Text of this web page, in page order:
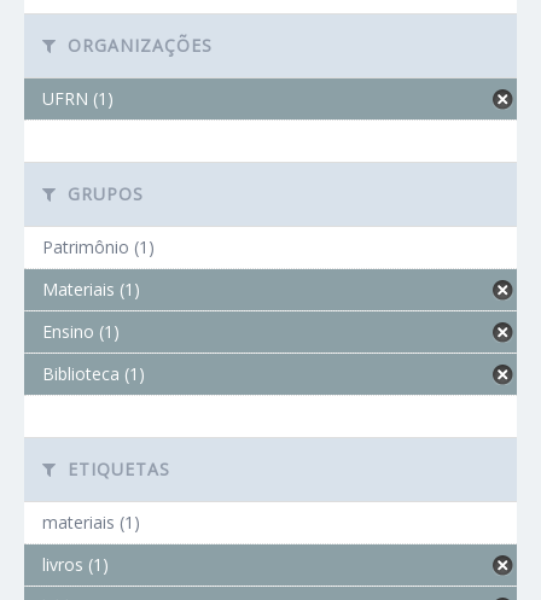
ORGANIZAÇÕES
UFRN (1)
GRUPOS
Patrimônio (1)
Materiais (1)
Ensino (1)
Biblioteca (1)
ETIQUETAS
materiais (1)
livros (1)